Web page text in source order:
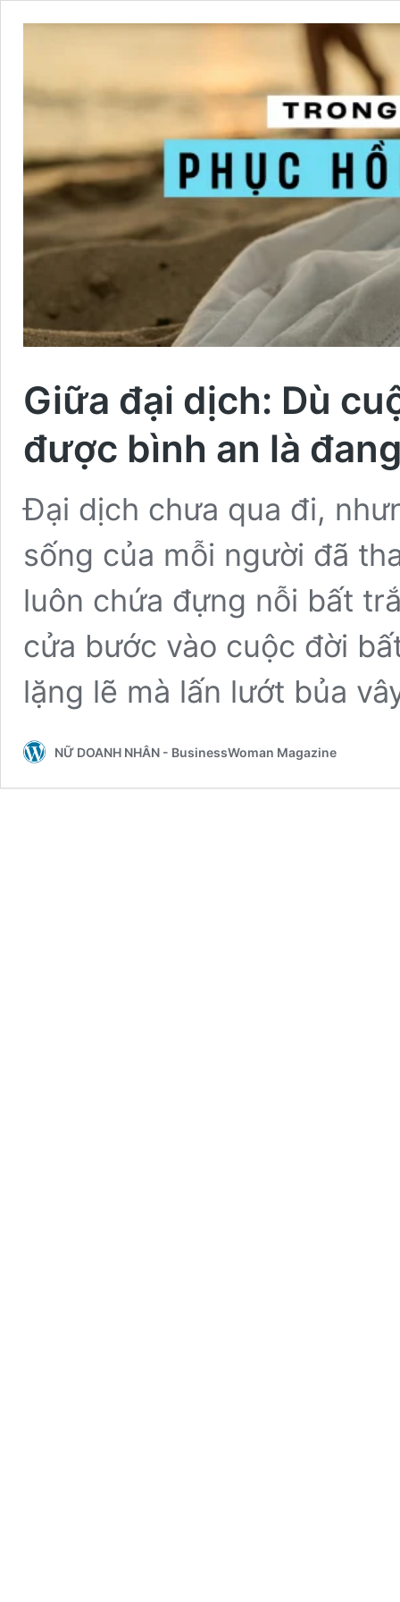
Giữa đại dịch: Dù
được bình an là
Đại dịch chưa qua đi,
sống của mỗi người đã
luôn chứa đựng nỗi bất
cửa bước vào cuộc đời
lặng lẽ mà lấn lướt bủa
NỮ DOANH NHÂN - BusinessWoman Magazine